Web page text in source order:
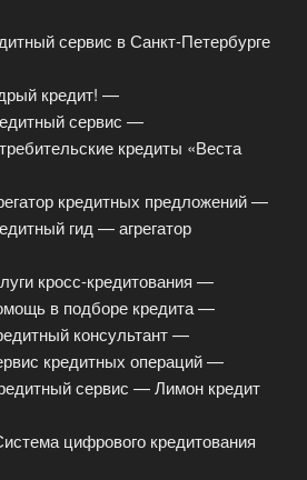
сервис в Санкт-Петербурге
кредит! —
сервис —
кредиты «Веста
кредитных предложений —
гид — агрегатор
кросс-кредитования —
в подборе кредита —
консультант —
кредитных операций —
сервис — Лимон кредит
цифрового кредитования